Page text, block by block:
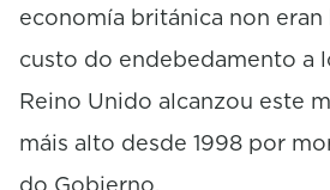
economía británica non eran
custo do endebedamento a
Reino Unido alcanzou este
máis alto desde 1998 por